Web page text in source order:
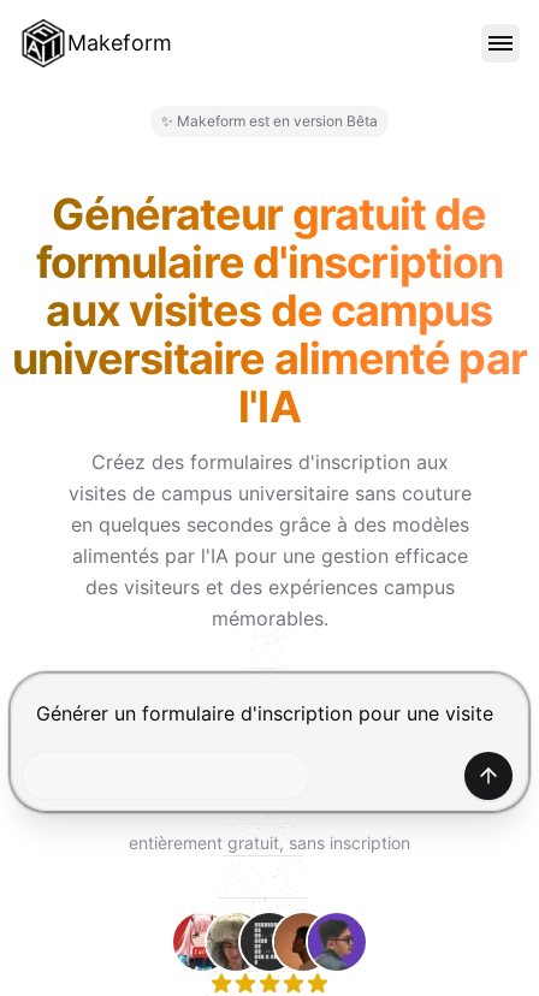
Makeform
BLOG
TARIFS
SE CONNECTER
ESSAYER GRATUITEMENT
✨ Makeform est en version Bêta
Générateur gratuit de
formulaire d'inscription
aux visites de campus
universitaire alimenté par
l'IA
Créez des formulaires d'inscription aux
visites de campus universitaire sans couture
en quelques secondes grâce à des modèles
alimentés par l'IA pour une gestion efficace
des visiteurs et des expériences campus
mémorables.
Appuyez sur Entrée pour envoyer, Maj+Entrée pour
entièrement gratuit, sans inscription